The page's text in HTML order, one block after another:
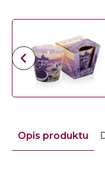
Opis produktu